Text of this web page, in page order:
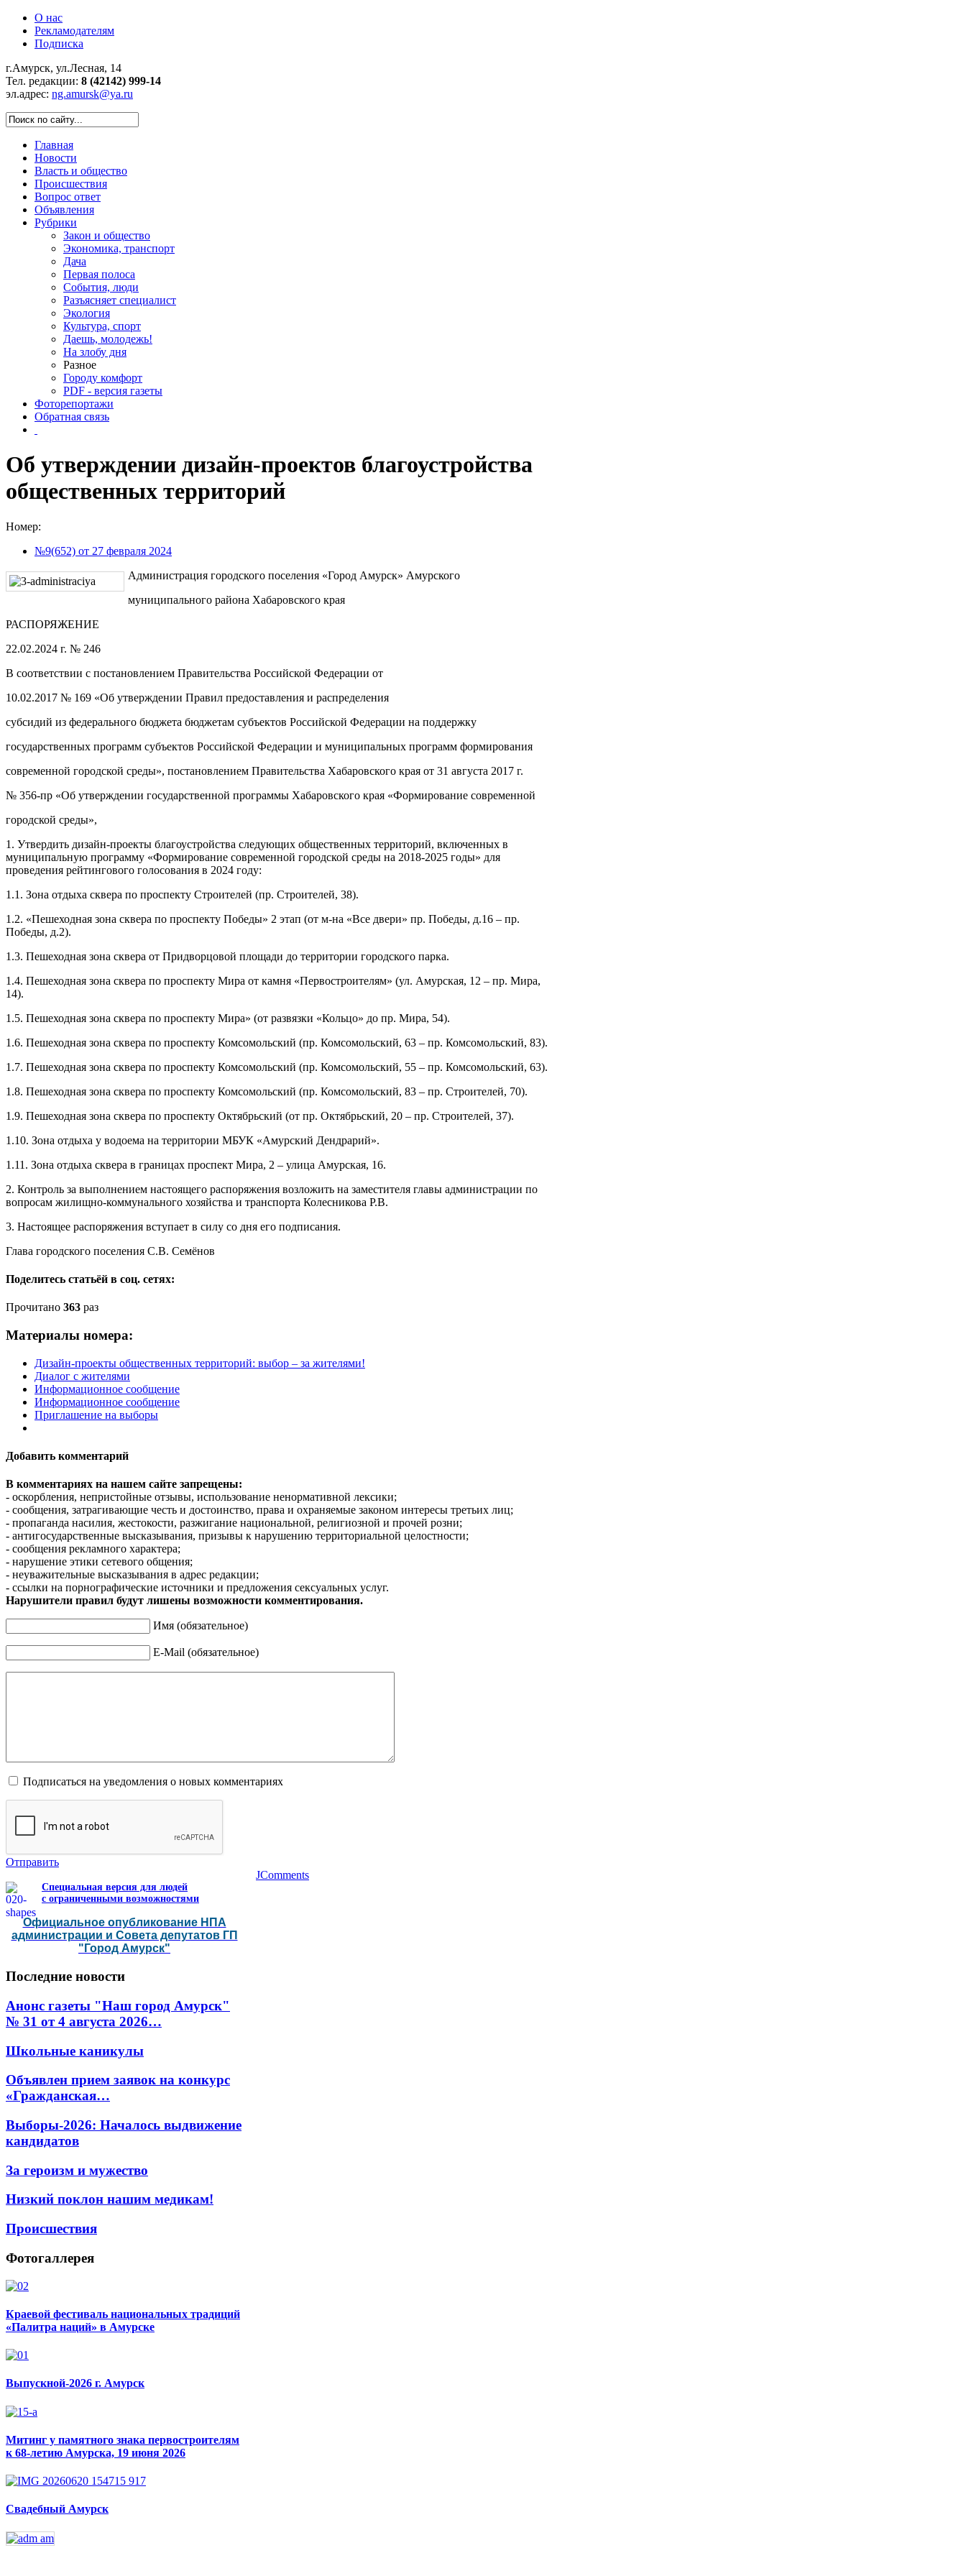
О нас
Рекламодателям
Подписка
г.Амурск, ул.Лесная, 14
Тел. редакции: 8 (42142) 999-14
эл.адрес: ng.amursk@ya.ru
Главная
Новости
Власть и общество
Происшествия
Вопрос ответ
Объявления
Рубрики
Закон и общество
Экономика, транспорт
Дача
Первая полоса
События, люди
Разъясняет специалист
Экология
Культура, спорт
Даешь, молодежь!
На злобу дня
Разное
Городу комфорт
PDF - версия газеты
Фоторепортажи
Обратная связь
Об утверждении дизайн-проектов благоустройства
общественных территорий
Номер:
№9(652) от 27 февраля 2024
Администрация городского поселения «Город Амурск» Амурского
муниципального района Хабаровского края
РАСПОРЯЖЕНИЕ
22.02.2024 г. № 246
В соответствии с постановлением Правительства Российской Федерации от
10.02.2017 № 169 «Об утверждении Правил предоставления и распределения
субсидий из федерального бюджета бюджетам субъектов Российской Федерации на поддержку
государственных программ субъектов Российской Федерации и муниципальных программ формирования
современной городской среды», постановлением Правительства Хабаровского края от 31 августа 2017 г.
№ 356-пр «Об утверждении государственной программы Хабаровского края «Формирование современной
городской среды»,
1. Утвердить дизайн-проекты благоустройства следующих общественных территорий, включенных в
муниципальную программу «Формирование современной городской среды на 2018-2025 годы» для
проведения рейтингового голосования в 2024 году:
1.1. Зона отдыха сквера по проспекту Строителей (пр. Строителей, 38).
1.2. «Пешеходная зона сквера по проспекту Победы» 2 этап (от м-на «Все двери» пр. Победы, д.16 – пр.
Победы, д.2).
1.3. Пешеходная зона сквера от Придворцовой площади до территории городского парка.
1.4. Пешеходная зона сквера по проспекту Мира от камня «Первостроителям» (ул. Амурская, 12 – пр. Мира,
14).
1.5. Пешеходная зона сквера по проспекту Мира» (от развязки «Кольцо» до пр. Мира, 54).
1.6. Пешеходная зона сквера по проспекту Комсомольский (пр. Комсомольский, 63 – пр. Комсомольский, 83).
1.7. Пешеходная зона сквера по проспекту Комсомольский (пр. Комсомольский, 55 – пр. Комсомольский, 63).
1.8. Пешеходная зона сквера по проспекту Комсомольский (пр. Комсомольский, 83 – пр. Строителей, 70).
1.9. Пешеходная зона сквера по проспекту Октябрьский (от пр. Октябрьский, 20 – пр. Строителей, 37).
1.10. Зона отдыха у водоема на территории МБУК «Амурский Дендрарий».
1.11. Зона отдыха сквера в границах проспект Мира, 2 – улица Амурская, 16.
2. Контроль за выполнением настоящего распоряжения возложить на заместителя главы администрации по
вопросам жилищно-коммунального хозяйства и транспорта Колесникова Р.В.
3. Настоящее распоряжения вступает в силу со дня его подписания.
Глава городского поселения С.В. Семёнов
Поделитесь статьёй в соц. сетях:
Прочитано 363 раз
Материалы номера:
Дизайн-проекты общественных территорий: выбор – за жителями!
Диалог с жителями
Информационное сообщение
Информационное сообщение
Приглашение на выборы
Добавить комментарий
В комментариях на нашем сайте запрещены:
- оскорбления, непристойные отзывы, использование ненормативной лексики;
- сообщения, затрагивающие честь и достоинство, права и охраняемые законом интересы третьих лиц;
- пропаганда насилия, жестокости, разжигание национальной, религиозной и прочей розни;
- антигосударственные высказывания, призывы к нарушению территориальной целостности;
- сообщения рекламного характера;
- нарушение этики сетевого общения;
- неуважительные высказывания в адрес редакции;
- ссылки на порнографические источники и предложения сексуальных услуг.
Нарушители правил будут лишены возможности комментирования.
Имя (обязательное)
E-Mail (обязательное)
Подписаться на уведомления о новых комментариях
Отправить
JComments
Специальная версия для людей
с ограниченными возможностями
Официальное опубликование НПА
администрации и Совета депутатов ГП
"Город Амурск"
Последние новости
Анонс газеты "Наш город Амурск"
№ 31 от 4 августа 2026…
Школьные каникулы
Объявлен прием заявок на конкурс
«Гражданская…
Выборы-2026: Началось выдвижение
кандидатов
За героизм и мужество
Низкий поклон нашим медикам!
Происшествия
Фотогаллерея
Краевой фестиваль национальных традиций
«Палитра наций» в Амурске
Выпускной-2026 г. Амурск
Митинг у памятного знака первостроителям
к 68-летию Амурска, 19 июня 2026
Свадебный Амурск